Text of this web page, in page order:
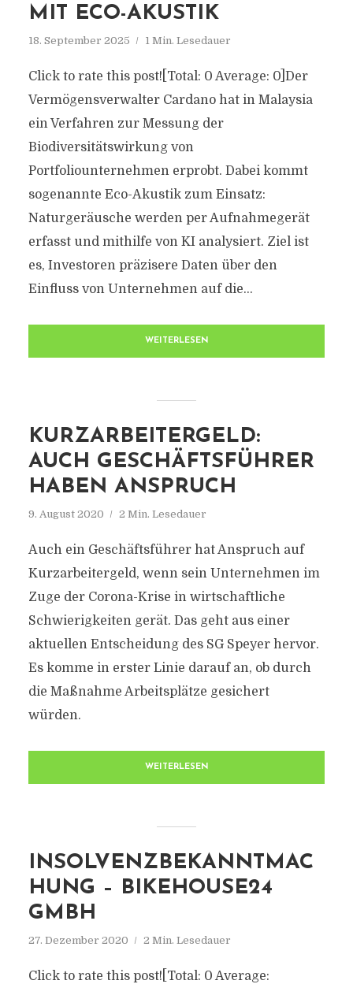
MIT ECO-AKUSTIK
18. September 2025 1 Min. Lesedauer
Click to rate this post![Total: 0 Average: 0]Der
Vermögensverwalter Cardano hat in Malaysia
ein Verfahren zur Messung der
Biodiversitätswirkung von
Portfoliounternehmen erprobt. Dabei kommt
sogenannte Eco-Akustik zum Einsatz:
Naturgeräusche werden per Aufnahmegerät
erfasst und mithilfe von KI analysiert. Ziel ist
es, Investoren präzisere Daten über den
Einfluss von Unternehmen auf die...
WEITERLESEN
KURZARBEITERGELD:
AUCH GESCHÄFTSFÜHRER
HABEN ANSPRUCH
9. August 2020 2 Min. Lesedauer
Auch ein Geschäftsführer hat Anspruch auf
Kurzarbeitergeld, wenn sein Unternehmen im
Zuge der Corona-Krise in wirtschaftliche
Schwierigkeiten gerät. Das geht aus einer
aktuellen Entscheidung des SG Speyer hervor.
Es komme in erster Linie darauf an, ob durch
die Maßnahme Arbeitsplätze gesichert
würden.
WEITERLESEN
INSOLVENZBEKANNTMAC
HUNG – BIKEHOUSE24
GMBH
27. Dezember 2020 2 Min. Lesedauer
Click to rate this post![Total: 0 Average: